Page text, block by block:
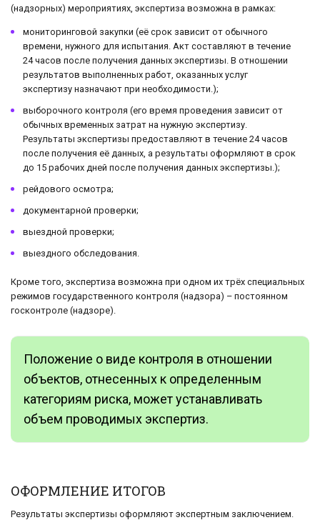
(надзорных) мероприятиях, экспертиза возможна в рамках:
мониторинговой закупки (её срок зависит от обычного
времени, нужного для испытания. Акт составляют в течение
24 часов после получения данных экспертизы. В отношении
результатов выполненных работ, оказанных услуг
экспертизу назначают при необходимости.);
выборочного контроля (его время проведения зависит от
обычных временных затрат на нужную экспертизу.
Результаты экспертизы предоставляют в течение 24 часов
после получения её данных, а результаты оформляют в срок
до 15 рабочих дней после получения данных экспертизы.);
рейдового осмотра;
документарной проверки;
выездной проверки;
выездного обследования.
Кроме того, экспертиза возможна при одном их трёх специальных
режимов государственного контроля (надзора) – постоянном
госконтроле (надзоре).
Положение о виде контроля в отношении
объектов, отнесенных к определенным
категориям риска, может устанавливать
объем проводимых экспертиз.
ОФОРМЛЕНИЕ ИТОГОВ
Результаты экспертизы оформляют экспертным заключением.